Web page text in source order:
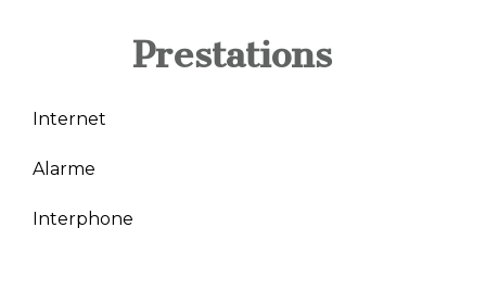
Prestations
Internet
Alarme
Interphone